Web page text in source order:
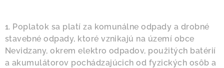
1. Poplatok sa platí za komunálne odpady a drobné
stavebné odpady, ktoré vznikajú na území obce
Nevidzany, okrem elektro odpadov, použitých batérií
a akumulátorov pochádzajúcich od fyzických osôb a